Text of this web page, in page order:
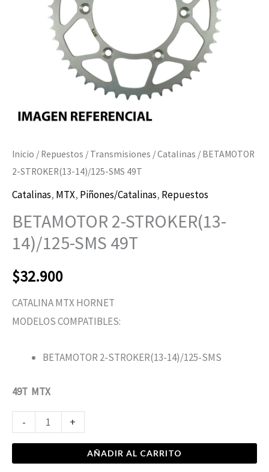
Inicio / Repuestos / Transmisiones /Catalinas / BETAMOTOR
2-STROKER(13-14)/125-SMS 49T
Catalinas, MTX, Piñones/Catalinas, Repuestos
BETAMOTOR 2-STROKER(13-
14)/125-SMS 49T
$32.900
CATALINA MTX HORNET
MODELOS COMPATIBLES:
BETAMOTOR 2-STROKER(13-14)/125-SMS
49T MTX
- +
AÑADIR AL CARRITO